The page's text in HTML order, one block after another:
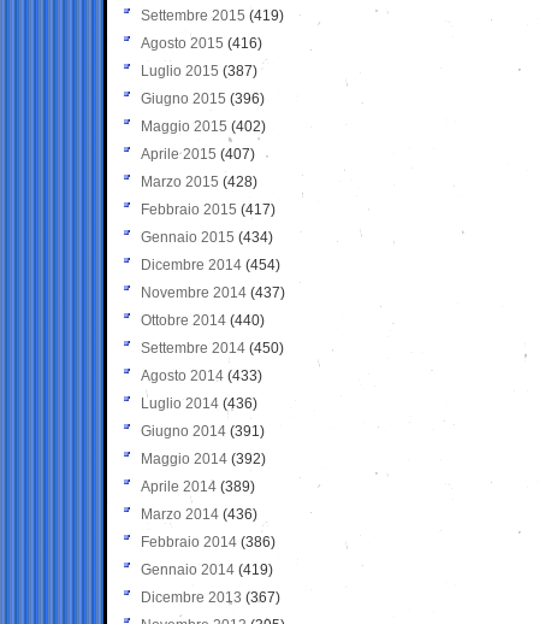
Settembre 2015 (419)
Agosto 2015 (416)
Luglio 2015 (387)
Giugno 2015 (396)
Maggio 2015 (402)
Aprile 2015 (407)
Marzo 2015 (428)
Febbraio 2015 (417)
Gennaio 2015 (434)
Dicembre 2014 (454)
Novembre 2014 (437)
Ottobre 2014 (440)
Settembre 2014 (450)
Agosto 2014 (433)
Luglio 2014 (436)
Giugno 2014 (391)
Maggio 2014 (392)
Aprile 2014 (389)
Marzo 2014 (436)
Febbraio 2014 (386)
Gennaio 2014 (419)
Dicembre 2013 (367)